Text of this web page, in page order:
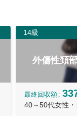
14級
外傷性頚
最終回収額
40～50代女性